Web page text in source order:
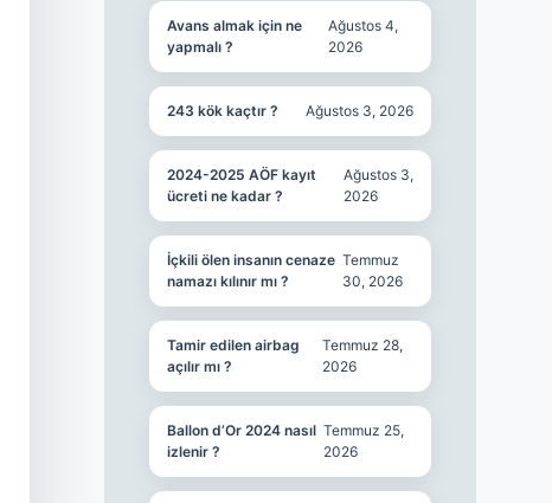
Avans almak için ne
yapmalı ?
Ağustos 4,
2026
243 kök kaçtır ? Ağustos 3, 2026
2024-2025 AÖF kayıt
ücreti ne kadar ?
Ağustos 3,
2026
İçkili ölen insanın cenaze
namazı kılınır mı ?
Temmuz
30, 2026
Tamir edilen airbag
açılır mı ?
Temmuz 28,
2026
Ballon d’Or 2024 nasıl
izlenir ?
Temmuz 25,
2026